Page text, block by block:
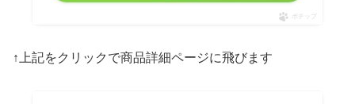
ポチップ
↑上記をクリックで商品詳細ページに飛びます